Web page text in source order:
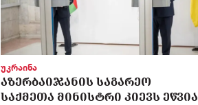
უკრაინა
ᲐᲖᲔᲠᲑᲐᲘᲯᲐᲜᲘᲡ ᲡᲐᲒᲐᲠᲔᲝ
ᲡᲐᲥᲛᲔᲗᲐ ᲛᲘᲜᲘᲡᲢᲠᲘ ᲙᲘᲔᲕᲡ ᲔᲬᲕᲘᲐ